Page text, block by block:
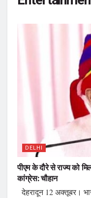
DELHI
पीएम के दौरे से राज्य को
कांग्रेस: चौहान
देहरादून 12 अक्तूबर।